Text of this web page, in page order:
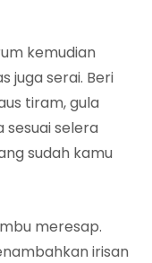
kemudian
juga serai. Beri
tiram, gula
sesuai selera
sudah kamu
meresap.
irisan